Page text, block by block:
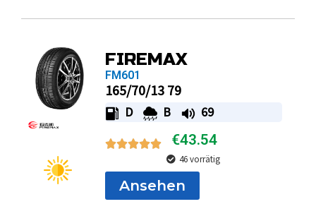
FIREMAX
FM601
165/70/13 79
D B 69
€43.54
46 vorrätig
Ansehen